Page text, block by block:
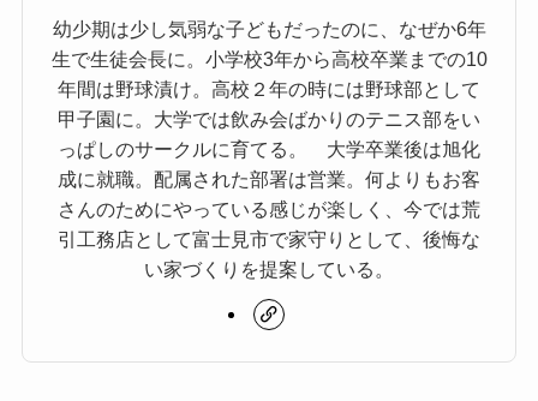
幼少期は少し気弱な子どもだったのに、なぜか6年
生で生徒会長に。小学校3年から高校卒業までの10
年間は野球漬け。高校２年の時には野球部として
甲子園に。大学では飲み会ばかりのテニス部をい
っぱしのサークルに育てる。 大学卒業後は旭化
成に就職。配属された部署は営業。何よりもお客
さんのためにやっている感じが楽しく、今では荒
引工務店として富士見市で家守りとして、後悔な
い家づくりを提案している。